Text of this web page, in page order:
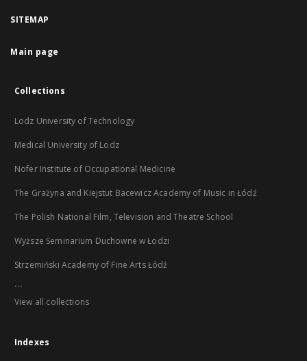
SITEMAP
Main page
Collections
Lodz University of Technology
Medical University of Lodz
Nofer Institute of Occupational Medicine
The Grażyna and Kiejstut Bacewicz Academy of Music in Łódź
The Polish National Film, Television and Theatre School
Wyższe Seminarium Duchowne w Łodzi
Strzemiński Academy of Fine Arts Łódź
...
View all collections
Indexes